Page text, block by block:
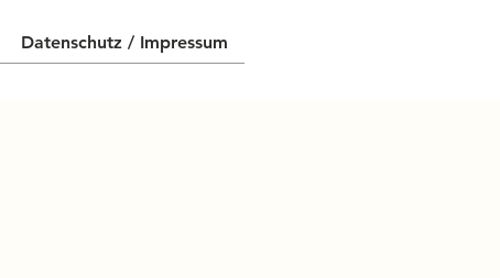
Datenschutz / Impressum